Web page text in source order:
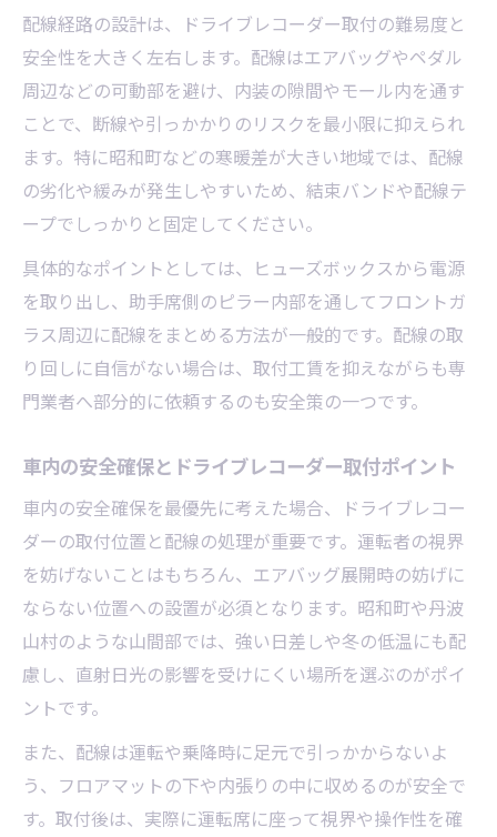
配線経路の設計は、ドライブレコーダー取付の難易度と
安全性を大きく左右します。配線はエアバッグやペダル
周辺などの可動部を避け、内装の隙間やモール内を通す
ことで、断線や引っかかりのリスクを最小限に抑えられ
ます。特に昭和町などの寒暖差が大きい地域では、配線
の劣化や緩みが発生しやすいため、結束バンドや配線テ
ープでしっかりと固定してください。
具体的なポイントとしては、ヒューズボックスから電源
を取り出し、助手席側のピラー内部を通してフロントガ
ラス周辺に配線をまとめる方法が一般的です。配線の取
り回しに自信がない場合は、取付工賃を抑えながらも専
門業者へ部分的に依頼するのも安全策の一つです。
車内の安全確保とドライブレコーダー取付ポイント
車内の安全確保を最優先に考えた場合、ドライブレコー
ダーの取付位置と配線の処理が重要です。運転者の視界
を妨げないことはもちろん、エアバッグ展開時の妨げに
ならない位置への設置が必須となります。昭和町や丹波
山村のような山間部では、強い日差しや冬の低温にも配
慮し、直射日光の影響を受けにくい場所を選ぶのがポイ
ントです。
また、配線は運転や乗降時に足元で引っかからないよ
う、フロアマットの下や内張りの中に収めるのが安全で
す。取付後は、実際に運転席に座って視界や操作性を確